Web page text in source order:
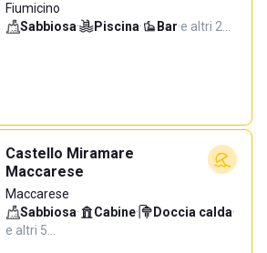
Fiumicino
Sabbiosa· Piscina· Bar·e altri 2…
Castello Miramare
Maccarese
Maccarese
Sabbiosa· Cabine· Doccia calda·
e altri 5…